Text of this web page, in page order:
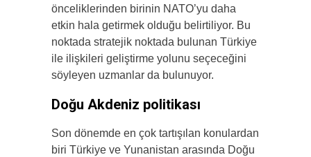
önceliklerinden birinin NATO’yu daha
etkin hala getirmek olduğu belirtiliyor. Bu
noktada stratejik noktada bulunan Türkiye
ile ilişkileri geliştirme yolunu seçeceğini
söyleyen uzmanlar da bulunuyor.
Doğu Akdeniz politikası
Son dönemde en çok tartışılan konulardan
biri Türkiye ve Yunanistan arasında Doğu